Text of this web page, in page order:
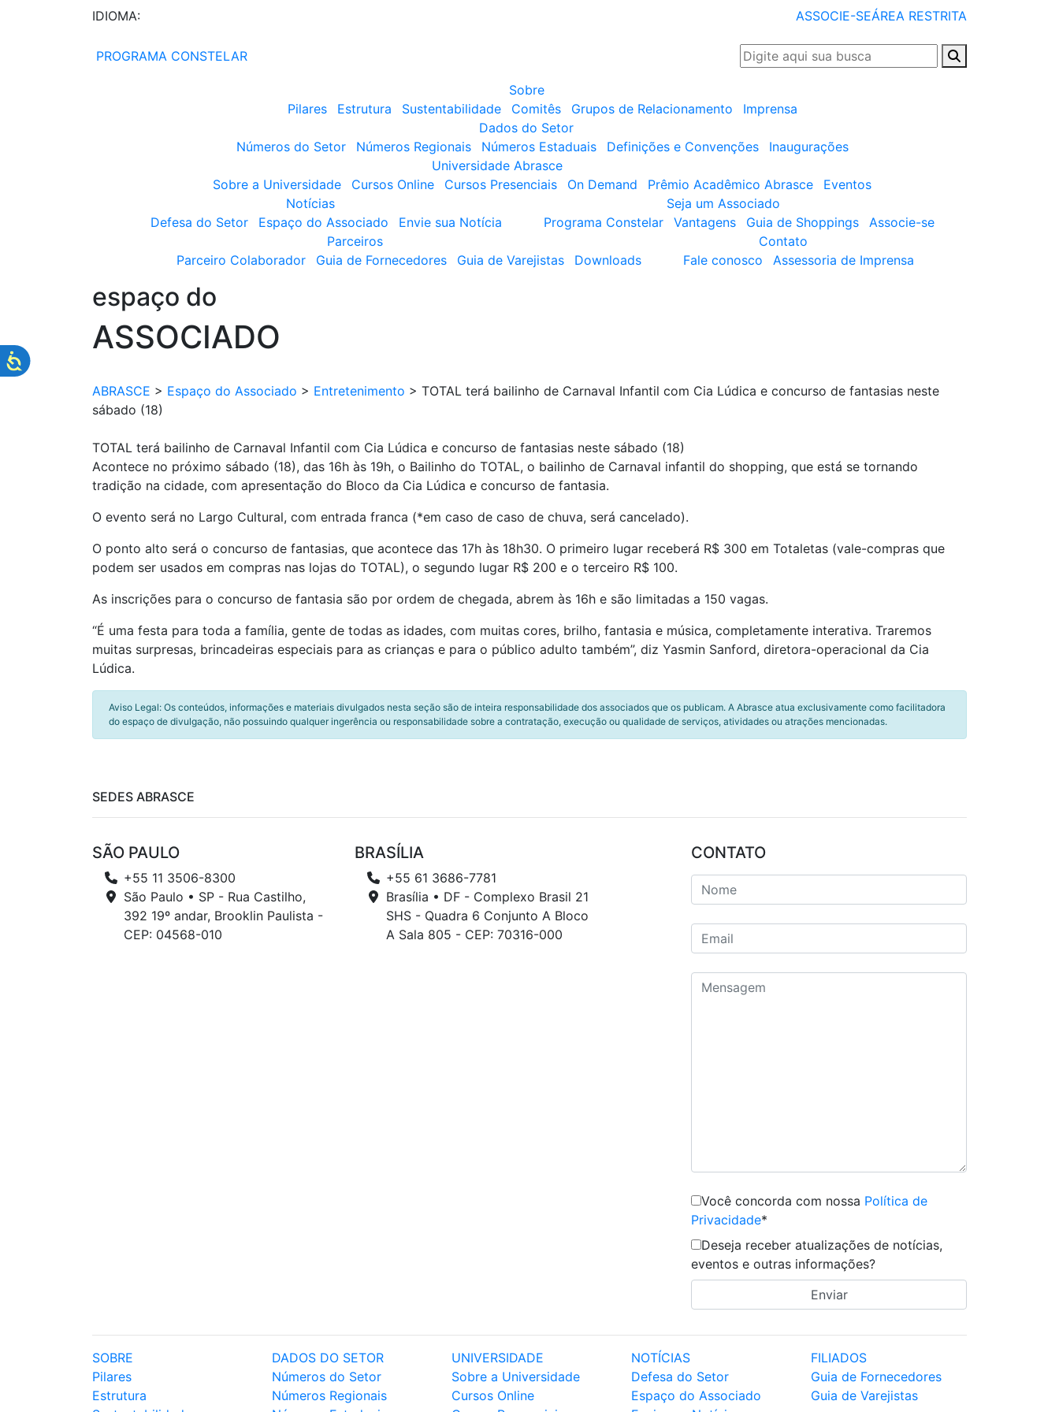
IDIOMA: ASSOCIE-SEÁREA RESTRITA
PROGRAMA CONSTELAR
Sobre
Pilares
Estrutura Sustentabilidade Comitês Grupos de Relacionamento
Imprensa
Dados do Setor
Números do Setor
Números Regionais Números Estaduais Definições e Convenções
Inaugurações
Universidade Abrasce
Sobre a Universidade
Cursos Online Cursos Presenciais On Demand Prêmio Acadêmico Abrasce
Eventos
Notícias
Defesa do Setor
Espaço do Associado Envie sua Notícia
Seja um Associado
Programa Constelar
Vantagens Guia de Shoppings
Associe-se
Parceiros
Parceiro Colaborador
Guia de Fornecedores Guia de Varejistas Downloads
Contato
Fale conosco
Assessoria de Imprensa
espaço do
ASSOCIADO
ABRASCE > Espaço do Associado > Entretenimento > TOTAL terá bailinho de Carnaval Infantil com Cia Lúdica e concurso de fantasias neste
sábado (18)
TOTAL terá bailinho de Carnaval Infantil com Cia Lúdica e concurso de fantasias neste sábado (18)
Acontece no próximo sábado (18), das 16h às 19h, o Bailinho do TOTAL, o bailinho de Carnaval infantil do shopping, que está se tornando
tradição na cidade, com apresentação do Bloco da Cia Lúdica e concurso de fantasia.
O evento será no Largo Cultural, com entrada franca (*em caso de caso de chuva, será cancelado).
O ponto alto será o concurso de fantasias, que acontece das 17h às 18h30. O primeiro lugar receberá R$ 300 em Totaletas (vale-compras que
podem ser usados em compras nas lojas do TOTAL), o segundo lugar R$ 200 e o terceiro R$ 100.
As inscrições para o concurso de fantasia são por ordem de chegada, abrem às 16h e são limitadas a 150 vagas.
“É uma festa para toda a família, gente de todas as idades, com muitas cores, brilho, fantasia e música, completamente interativa. Traremos
muitas surpresas, brincadeiras especiais para as crianças e para o público adulto também”, diz Yasmin Sanford, diretora-operacional da Cia
Lúdica.
Aviso Legal: Os conteúdos, informações e materiais divulgados nesta seção são de inteira responsabilidade dos associados que os publicam. A Abrasce atua exclusivamente como facilitadora
do espaço de divulgação, não possuindo qualquer ingerência ou responsabilidade sobre a contratação, execução ou qualidade de serviços, atividades ou atrações mencionadas.
SEDES ABRASCE
SÃO PAULO
+55 11 3506-8300
São Paulo • SP - Rua Castilho,
392 19º andar, Brooklin Paulista -
CEP: 04568-010
BRASÍLIA
+55 61 3686-7781
Brasília • DF - Complexo Brasil 21
SHS - Quadra 6 Conjunto A Bloco
A Sala 805 - CEP: 70316-000
CONTATO
Você concorda com nossa Política de
Privacidade*
Deseja receber atualizações de notícias,
eventos e outras informações?
SOBRE
Pilares
Estrutura
DADOS DO SETOR
Números do Setor
Números Regionais
UNIVERSIDADE
Sobre a Universidade
Cursos Online
NOTÍCIAS
Defesa do Setor
Espaço do Associado
FILIADOS
Guia de Fornecedores
Guia de Varejistas